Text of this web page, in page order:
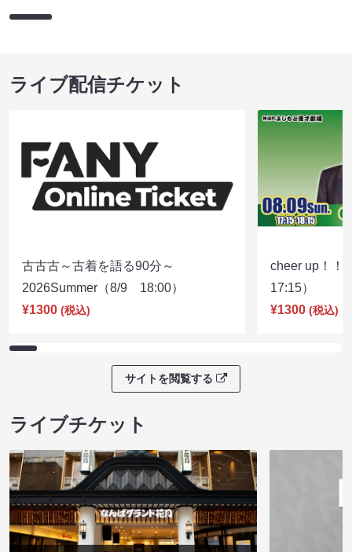
ライブ配信チケット
古古古～古着を語る90分～
2026Summer（8/9 18:00）
¥1300 (税込)
cheer up！
17:15）
¥1300 (税込)
サイトを閲覧する
ライブチケット